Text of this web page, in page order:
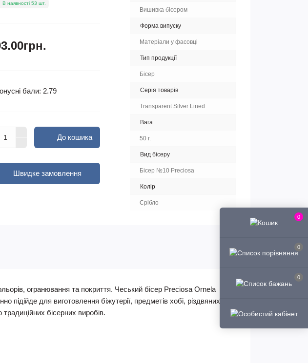
0
0
0
В наявності 53 шт.
бали: 2.79
До кошика
Швидке замовлення
Вишивка бісером
Форма випуску
Матеріали у фасовці
Тип продукції
Бісер
Серія товарів
Transparent Silver Lined
Вага
50 г.
Вид бісеру
Бісер №10 Preciosa
Колір
Срібло
огранювання та покриття. Чеський бісер Preciosa Ornela
підійде для виготовлення біжутерії, предметів хобі, різдвяних
бісерних виробів.